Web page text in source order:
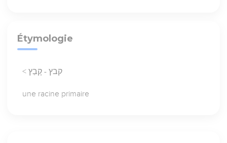
Étymologie
< קבץ - קָבַץ
une racine primaire